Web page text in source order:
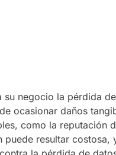
su negocio la pérdida
ocasionar daños
como la reputación
puede resultar costosa,